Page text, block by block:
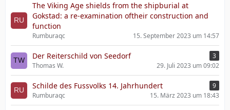
The Viking Age shields from the shipburial at
Gokstad: a re-examination oftheir construction and
function
Rumburaqc 15. September 2023 um 14:57
Der Reiterschild von Seedorf
3
Thomas W.
29. Juli 2023 um 09:02
Schilde des Fussvolks 14. Jahrhundert
9
Rumburaqc
15. März 2023 um 18:43